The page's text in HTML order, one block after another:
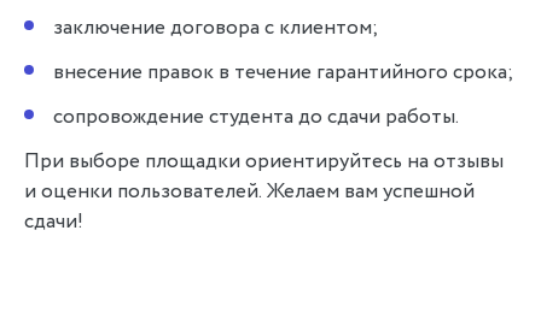
заключение договора с клиентом;
внесение правок в течение гарантийного срока;
сопровождение студента до сдачи работы.
При выборе площадки ориентируйтесь на отзывы
и оценки пользователей. Желаем вам успешной
сдачи!